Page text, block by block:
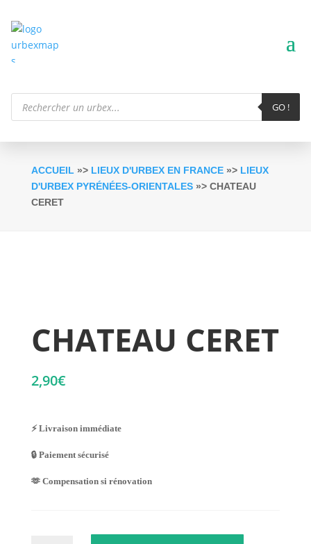
Recherche
produits
GO !
ACCUEIL »> LIEUX D'URBEX EN FRANCE»> LIEUX
D'URBEX PYRÉNÉES-ORIENTALES»> CHATEAU
CERET
CHATEAU CERET
2,90€
⚡ Livraison immédiate
🔒 Paiement sécurisé
🫶 Compensation si rénovation